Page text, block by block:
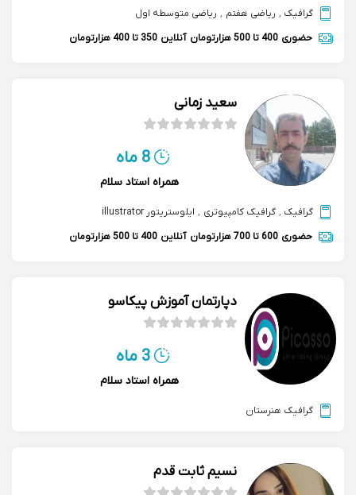
گرافیک , ریاضی هفتم , ریاضی متوسطه اول
حضوری 400 تا 500 هزارتومان آنلاین 350 تا 400 هزارتومان
سعید زمانی
8 ماه
همراه استاد سلام
گرافیک , گرافیک کامپیوتری , ایلوستریتور illustrator
حضوری 600 تا 700 هزارتومان آنلاین 400 تا 500 هزارتومان
دپارتمان آموزش پیکاسو
3 ماه
همراه استاد سلام
گرافیک هنرستان
نسیم ثابت قدم